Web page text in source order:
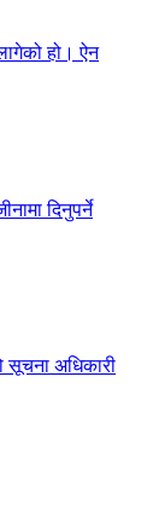
हो। ऐन
दिनुपर्ने
सूचना अधिकारी